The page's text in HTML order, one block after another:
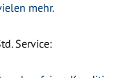
mehr.
Service: